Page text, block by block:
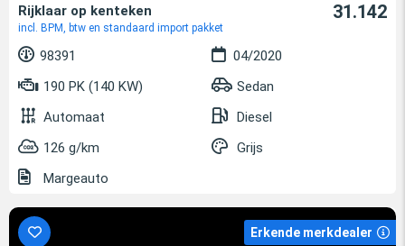
Rijklaar op kenteken
incl. BPM, btw en standaard import pakket
31.142
98391
04/2020
190 PK (140 KW)
Sedan
Automaat
Diesel
126 g/km
Grijs
Margeauto
Erkende merkdealer